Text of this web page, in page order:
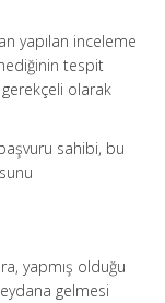
yapılan inceleme
tespit
olarak
sahibi, bu
yapmış olduğu
gelmesi